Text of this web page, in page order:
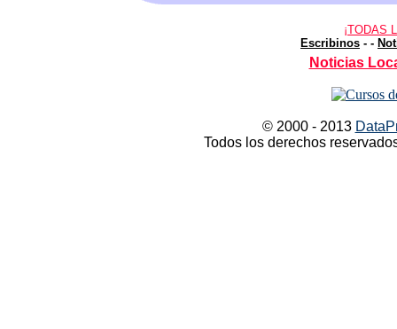
¡TODAS
Escribinos - -
Noticias
© 2000 - 2013
Todos los derechos